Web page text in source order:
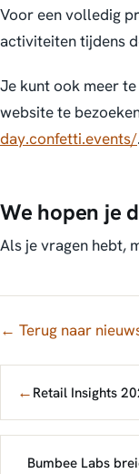
Voor een volledig
activiteiten tijdens
Je kunt ook meer
website te
day.confetti.events/.
We hopen je
Als je vragen hebt,
← Terug naar
← Retail Insights
Bumbee Labs